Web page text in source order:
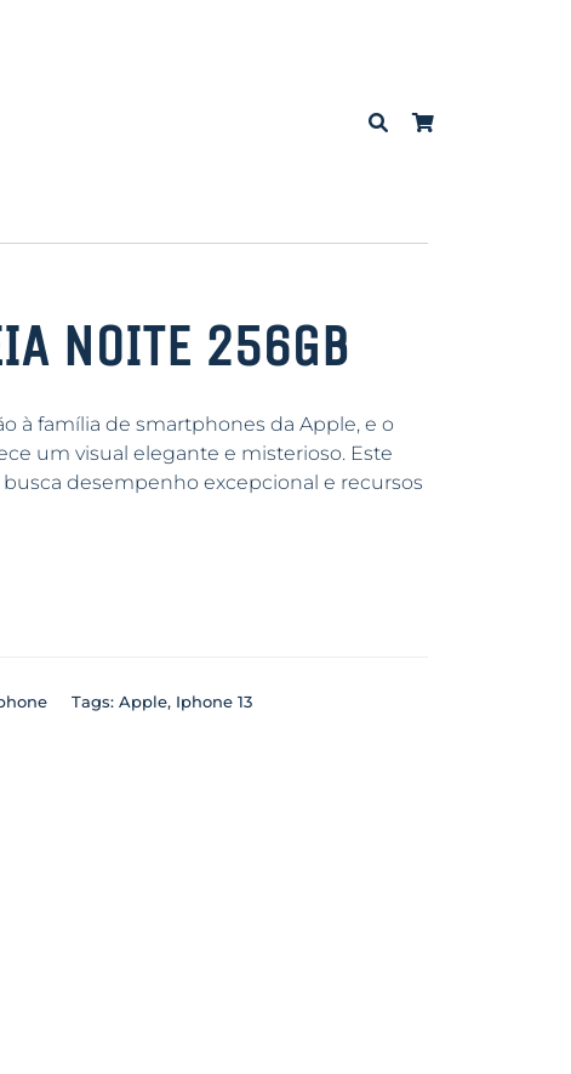
NOITE 256GB
à família de smartphones da Apple, e o
um visual elegante e misterioso. Este
desempenho excepcional e recursos
Tags: Apple, Iphone 13